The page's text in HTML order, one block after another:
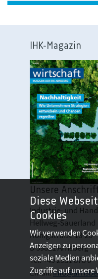
IHK-Magazin
Unsere
Industrie- und
Hellweg-Sauerland
Königstraße 18-20
D 59821 Arnsberg
Tel: +49 2931 878 0
Email:
Diese
Cookies
Wir verwenden
Anzeigen zu
soziale Medien
Zugriffe auf unsere